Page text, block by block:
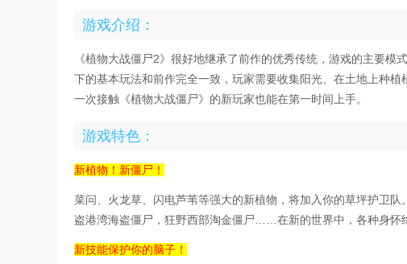
游戏介绍：
《植物大战僵尸2》很好地继承了前作的优秀传统，游戏的主要
下的基本玩法和前作完全一致，玩家需要收集阳光、在土地上种
一次接触《植物大战僵尸》的新玩家也能在第一时间上手。
游戏特色：
新植物！新僵尸！
菜问、火龙草、闪电芦苇等强大的新植物，将加入你的草坪护卫
盗港湾海盗僵尸，狂野西部淘金僵尸……在新的世界中，各种身怀
新技能保护你的脑子！